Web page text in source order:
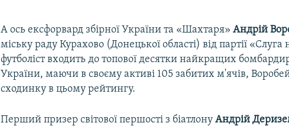
А ось ексфорвард збірної України та «Шахтаря»Андрій
міську раду Курахово (Донецької області) від партії
футболіст входить до топової десятки найкращих
України, маючи в своєму активі 105 забитих м'ячів,
сходинку в цьому рейтингу.
Перший призер світової першості з біатлонуАндрій